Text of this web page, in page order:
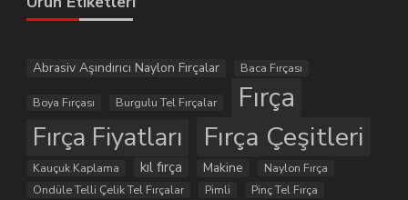
Abrasiv Aşındırıcı Naylon Fırçalar Baca Fırçası
Boya Fırçası Burgulu Tel Fırçalar Fırça
Fırça Fiyatları Fırça Çeşitleri
Kauçuk Kaplama kıl fırça Makine
Naylon Fırça
Ondüle Telli Çelik Tel Fırçalar
Pimli
Pinç Tel Fırça